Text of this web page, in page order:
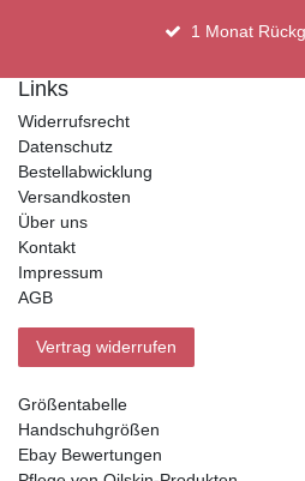
1 Monat
Links
Widerrufsrecht
Datenschutz
Bestellabwicklung
Versandkosten
Über uns
Kontakt
Impressum
AGB
Vertrag widerrufen
Größentabelle
Handschuhgrößen
Ebay Bewertungen